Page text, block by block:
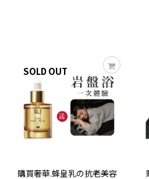
SOLD OUT
購買奢華.蜂皇乳の抗老美容